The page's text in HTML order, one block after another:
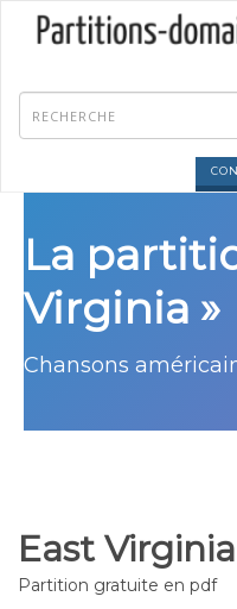
La
Virginia »
Chansons
East Virginia
Partition gratuite en pdf